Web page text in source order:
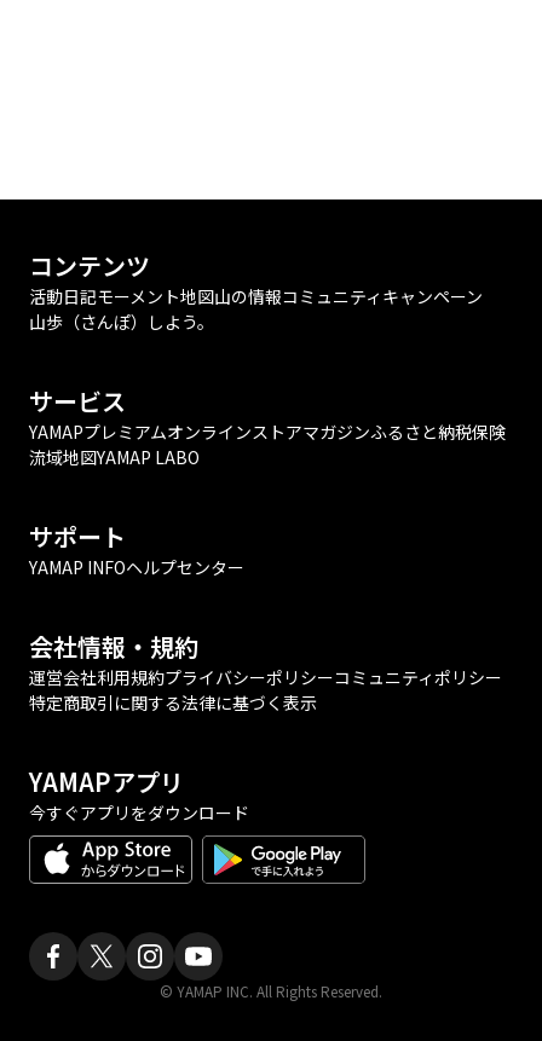
コンテンツ
活動日記モーメント地図山の情報コミュニティ キャンペーン
山歩（さんぽ）しよう。
サービス
YAMAPプレミアムオンラインストアマガジンふるさと納税保険
流域地図YAMAP LABO
サポート
YAMAP INFOヘルプセンター
会社情報・規約
運営会社利用規約プライバシーポリシーコミュニティポリシー
特定商取引に関する法律に基づく表示
YAMAPアプリ
今すぐアプリをダウンロード
© YAMAP INC. All Rights Reserved.